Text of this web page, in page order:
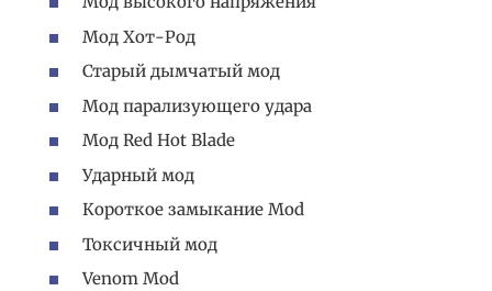
Мод Хот-Род
Старый дымчатый мод
Мод парализующего удара
Мод Red Hot Blade
Ударный мод
Короткое замыкание Mod
Токсичный мод
Venom Mod